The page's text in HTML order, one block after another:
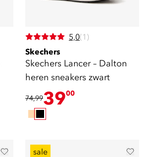
5,0(1)
Skechers
Skechers Lancer – Dalton
heren sneakers zwart
74,993900
sale